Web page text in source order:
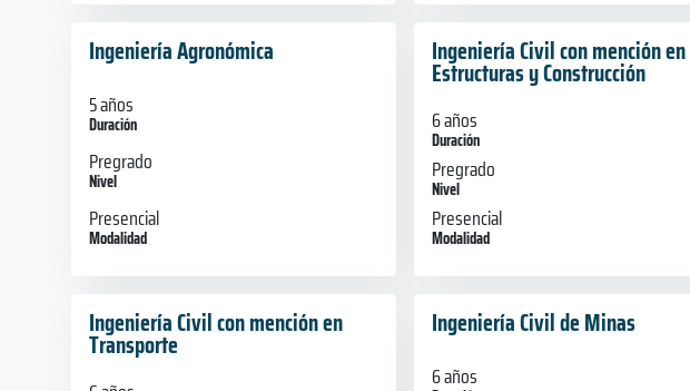
Ingeniería Agronómica
5 años
Duración
Pregrado
Nivel
Presencial
Modalidad
Ingeniería Civil con mención en
Estructuras y Construcción
6 años
Duración
Pregrado
Nivel
Presencial
Modalidad
Ingeniería Civil con mención en
Transporte
Ingeniería Civil de Minas
6 años